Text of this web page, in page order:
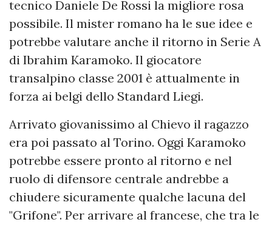
tecnico Daniele De Rossi la migliore rosa
possibile. Il mister romano ha le sue idee e
potrebbe valutare anche il ritorno in Serie A
di Ibrahim Karamoko. Il giocatore
transalpino classe 2001 è attualmente in
forza ai belgi dello Standard Liegi.
Arrivato giovanissimo al Chievo il ragazzo
era poi passato al Torino. Oggi Karamoko
potrebbe essere pronto al ritorno e nel
ruolo di difensore centrale andrebbe a
chiudere sicuramente qualche lacuna del
"Grifone". Per arrivare al francese, che tra le